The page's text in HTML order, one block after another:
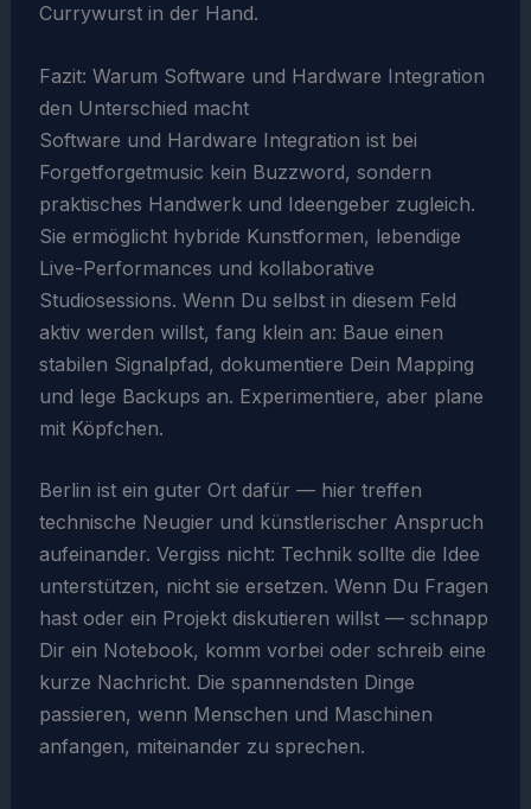
Currywurst in der Hand.
Fazit: Warum Software und Hardware Integration
den Unterschied macht
Software und Hardware Integration ist bei
Forgetforgetmusic kein Buzzword, sondern
praktisches Handwerk und Ideengeber zugleich.
Sie ermöglicht hybride Kunstformen, lebendige
Live-Performances und kollaborative
Studiosessions. Wenn Du selbst in diesem Feld
aktiv werden willst, fang klein an: Baue einen
stabilen Signalpfad, dokumentiere Dein Mapping
und lege Backups an. Experimentiere, aber plane
mit Köpfchen.
Berlin ist ein guter Ort dafür — hier treffen
technische Neugier und künstlerischer Anspruch
aufeinander. Vergiss nicht: Technik sollte die Idee
unterstützen, nicht sie ersetzen. Wenn Du Fragen
hast oder ein Projekt diskutieren willst — schnapp
Dir ein Notebook, komm vorbei oder schreib eine
kurze Nachricht. Die spannendsten Dinge
passieren, wenn Menschen und Maschinen
anfangen, miteinander zu sprechen.